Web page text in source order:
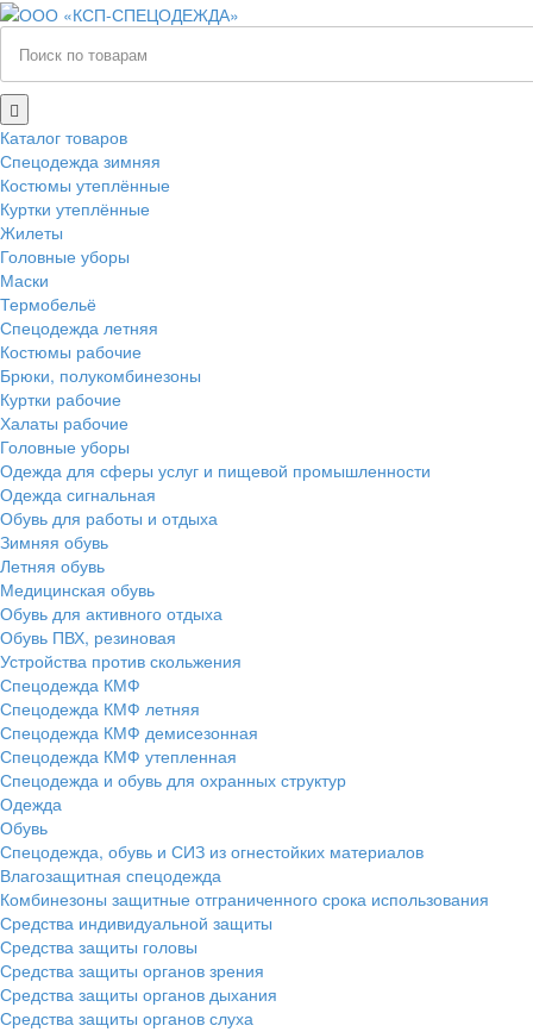
Каталог товаров
Спецодежда зимняя
Костюмы утеплённые
Куртки утеплённые
Жилеты
Головные уборы
Маски
Термобельё
Спецодежда летняя
Костюмы рабочие
Брюки, полукомбинезоны
Куртки рабочие
Халаты рабочие
Головные уборы
Одежда для сферы услуг и пищевой промышленности
Одежда сигнальная
Обувь для работы и отдыха
Зимняя обувь
Летняя обувь
Медицинская обувь
Обувь для активного отдыха
Обувь ПВХ, резиновая
Устройства против скольжения
Спецодежда КМФ
Спецодежда КМФ летняя
Спецодежда КМФ демисезонная
Спецодежда КМФ утепленная
Спецодежда и обувь для охранных структур
Одежда
Обувь
Спецодежда, обувь и СИЗ из огнестойких материалов
Влагозащитная спецодежда
Комбинезоны защитные отграниченного срока использования
Средства индивидуальной защиты
Средства защиты головы
Средства защиты органов зрения
Средства защиты органов дыхания
Средства защиты органов слуха